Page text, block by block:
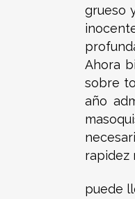
grueso
Ahora
sobre
año
rapidez
puede